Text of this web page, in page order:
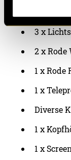
3 x
2 x Rode
1 x Rode
1 x
Diverse
1 x
1 x